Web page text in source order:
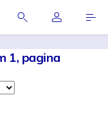
1, pagina